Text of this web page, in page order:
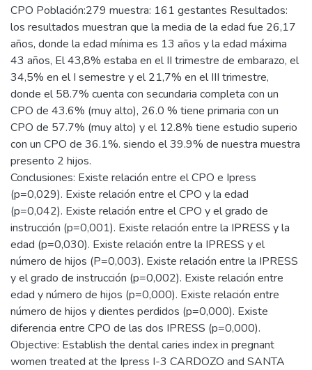
CPO Población:279 muestra: 161 gestantes Resultados:
los resultados muestran que la media de la edad fue 26,17
años, donde la edad mínima es 13 años y la edad máxima
43 años, El 43,8% estaba en el II trimestre de embarazo, el
34,5% en el I semestre y el 21,7% en el III trimestre,
donde el 58.7% cuenta con secundaria completa con un
CPO de 43.6% (muy alto), 26.0 % tiene primaria con un
CPO de 57.7% (muy alto) y el 12.8% tiene estudio superio
con un CPO de 36.1%. siendo el 39.9% de nuestra muestra
presento 2 hijos.
Conclusiones: Existe relación entre el CPO e Ipress
(p=0,029). Existe relación entre el CPO y la edad
(p=0,042). Existe relación entre el CPO y el grado de
instrucción (p=0,001). Existe relación entre la IPRESS y la
edad (p=0,030). Existe relación entre la IPRESS y el
número de hijos (P=0,003). Existe relación entre la IPRESS
y el grado de instrucción (p=0,002). Existe relación entre
edad y número de hijos (p=0,000). Existe relación entre
número de hijos y dientes perdidos (p=0,000). Existe
diferencia entre CPO de las dos IPRESS (p=0,000).
Objective: Establish the dental caries index in pregnant
women treated at the Ipress I-3 CARDOZO and SANTA